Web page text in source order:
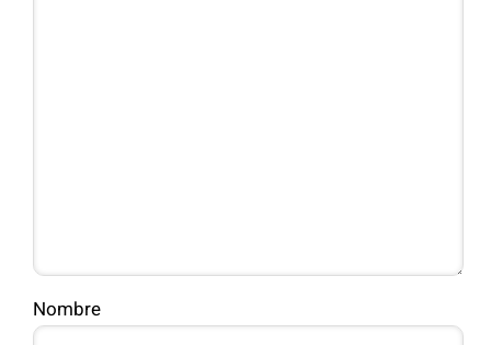
Nombre